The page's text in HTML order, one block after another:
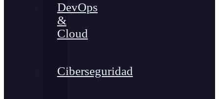
DevOps
&
Cloud
Ciberseguridad